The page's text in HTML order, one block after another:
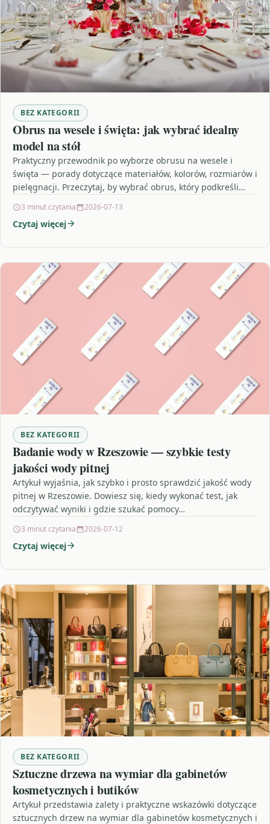
BEZ KATEGORII
Obrus na wesele i święta: jak wybrać idealny
model na stół
Praktyczny przewodnik po wyborze obrusu na wesele i
święta — porady dotyczące materiałów, kolorów, rozmiarów i
pielęgnacji. Przeczytaj, by wybrać obrus, który podkreśli
3 minut czytania 2026-07-13
Czytaj więcej
BEZ KATEGORII
Badanie wody w Rzeszowie — szybkie testy
jakości wody pitnej
Artykuł wyjaśnia, jak szybko i prosto sprawdzić jakość wody
pitnej w Rzeszowie. Dowiesz się, kiedy wykonać test, jak
odczytywać wyniki i gdzie szukać pomocy…
3 minut czytania 2026-07-12
Czytaj więcej
BEZ KATEGORII
Sztuczne drzewa na wymiar dla gabinetów
kosmetycznych i butików
Artykuł przedstawia zalety i praktyczne wskazówki dotyczące
sztucznych drzew na wymiar dla gabinetów kosmetycznych i